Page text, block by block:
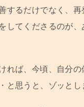
するだけでなく、再
してくださるのが、
れば、今頃、自分の
と思うと、ゾッとし